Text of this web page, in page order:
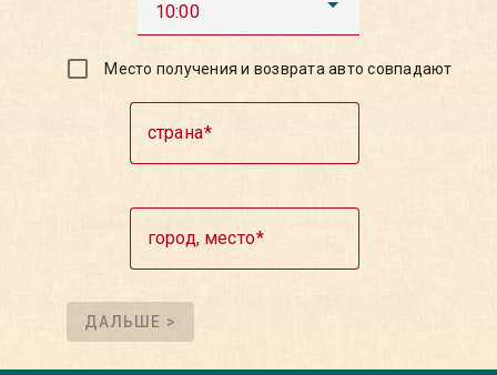
10:00
Место получения и возврата авто совпадают
страна
город, место
ДАЛЬШЕ >